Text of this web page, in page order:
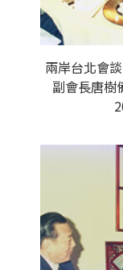
兩岸台北會
副會長唐樹